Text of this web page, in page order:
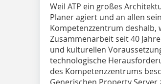
Weil ATP ein großes
Planer agiert und an allen
Kompetenzzentrum deshalb,
Zusammenarbeit seit 40
und kulturellen
technologische
des Kompetenz­zentrums